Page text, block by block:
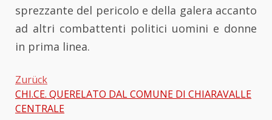
sprezzante del pericolo e della galera accanto
ad altri combattenti politici uomini e donne
in prima linea.
Beitragsnavigation
Zurück
CHI.CE. QUERELATO DAL COMUNE DI CHIARAVALLE
CENTRALE